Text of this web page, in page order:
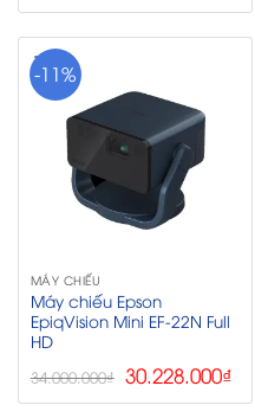
-11%
MÁY CHIẾU
Máy chiếu Epson
EpiqVision Mini EF-22N Full
HD
34.000.000₫ Giá
gốc
30.228.000₫Giá